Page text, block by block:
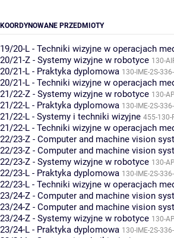
KOORDYNOWANE PRZEDMIOTY
19/20-L - Techniki wizyjne w operacjach
20/21-Z - Systemy wizyjne w robotyce 130-
20/21-L - Praktyka dyplomowa 130-IME-2S-
20/21-L - Techniki wizyjne w operacjach
21/22-Z - Systemy wizyjne w robotyce 130-
21/22-L - Praktyka dyplomowa 130-IME-2S-
21/22-L - Systemy i techniki wizyjne 455-130-
21/22-L - Techniki wizyjne w operacjach
22/23-Z - Computer and machine vision
22/23-Z - Computer and machine vision
22/23-Z - Systemy wizyjne w robotyce 130-
22/23-L - Praktyka dyplomowa 130-IME-2S-
22/23-L - Techniki wizyjne w operacjach
23/24-Z - Computer and machine vision
23/24-Z - Computer and machine vision
23/24-Z - Systemy wizyjne w robotyce 130-
23/24-L - Praktyka dyplomowa 130-IME-2S-